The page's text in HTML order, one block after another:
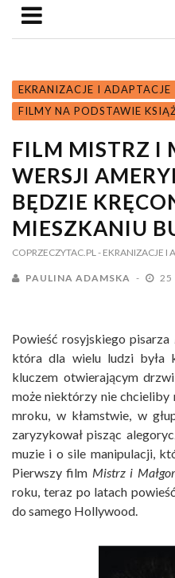
EKRANIZACJE I ADAPTACJE
FILMY NA PODSTAWIE
FILM MISTRZ I
WERSJI
BĘDZIE
MIESZKANIU
COPRZECZYTAC.PL - EKRANIZACJE I
PAULINA ADAMSKA 25
Powieść rosyjskiego pisarza
która dla wielu ludzi była
kluczem otwierającym
może niektórzy nie
mroku, w kłamstwie, w
zaryzykował pisząc
muzie i o sile manipulacji,
Pierwszy film Mistrz i
roku, teraz po latach
do samego Hollywood.